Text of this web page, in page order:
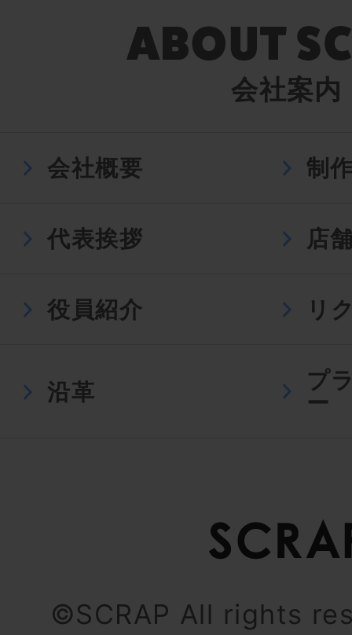
会社案内
会社概要 制
代表挨拶 店
役員紹介 リ
沿革
プ
ー
©SCRAP All rights